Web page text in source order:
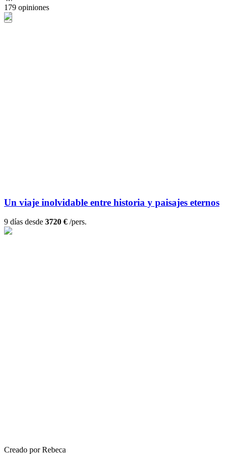
179 opiniones
Un viaje inolvidable entre historia y paisajes eternos
9 días desde 3720 € /pers.
Creado por Rebeca